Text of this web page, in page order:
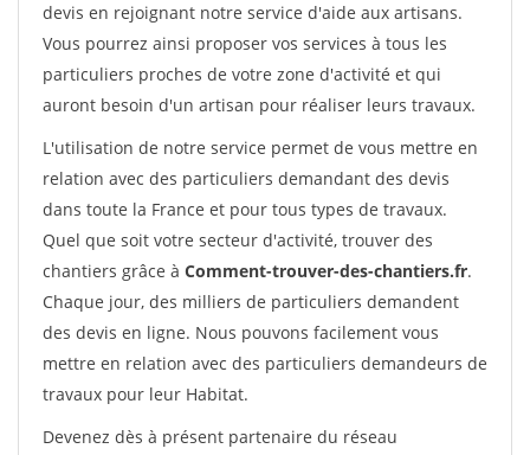
devis en rejoignant notre service d'aide aux artisans.
Vous pourrez ainsi proposer vos services à tous les
particuliers proches de votre zone d'activité et qui
auront besoin d'un artisan pour réaliser leurs travaux.
L'utilisation de notre service permet de vous mettre en
relation avec des particuliers demandant des devis
dans toute la France et pour tous types de travaux.
Quel que soit votre secteur d'activité, trouver des
chantiers grâce à Comment-trouver-des-chantiers.fr.
Chaque jour, des milliers de particuliers demandent
des devis en ligne. Nous pouvons facilement vous
mettre en relation avec des particuliers demandeurs de
travaux pour leur Habitat.
Devenez dès à présent partenaire du réseau